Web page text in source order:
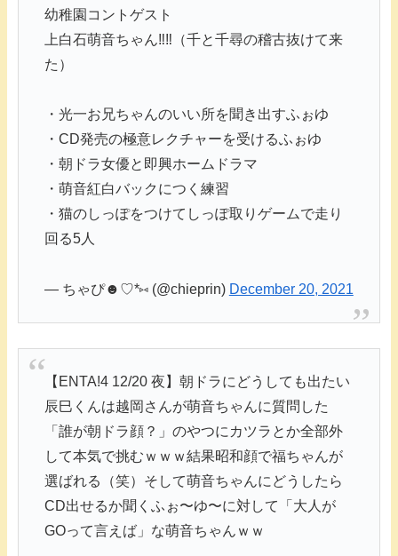
幼稚園コントゲスト
上白石萌音ちゃん‼︎‼︎（千と千尋の稽古抜けて来
た）
・光一お兄ちゃんのいい所を聞き出すふぉゆ
・CD発売の極意レクチャーを受けるふぉゆ
・朝ドラ女優と即興ホームドラマ
・萌音紅白バックにつく練習
・猫のしっぽをつけてしっぽ取りゲームで走り
回る5人
— ちゃぴ☻♡*⑅ (@chieprin) December 20, 2021
【ENTA!4 12/20 夜】朝ドラにどうしても出たい
辰巳くんは越岡さんが萌音ちゃんに質問した
「誰が朝ドラ顔？」のやつにカツラとか全部外
して本気で挑むｗｗｗ結果昭和顔で福ちゃんが
選ばれる（笑）そして萌音ちゃんにどうしたら
CD出せるか聞くふぉ〜ゆ〜に対して「大人が
GOって言えば」な萌音ちゃんｗｗ